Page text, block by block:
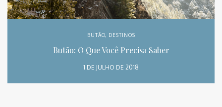
BUTÃO, DESTINOS
Butão: O Que Você Precisa Saber
1 DE JULHO DE 2018